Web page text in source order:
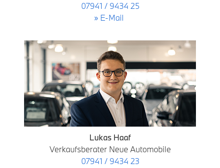
07941 / 9434 25
» E-Mail
Lukas Haaf
Verkaufsberater Neue Automobile
07941 / 9434 23